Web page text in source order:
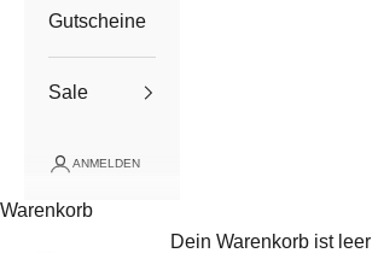
Gutscheine
Sale
ANMELDEN
Warenkorb
Dein Warenkorb ist leer